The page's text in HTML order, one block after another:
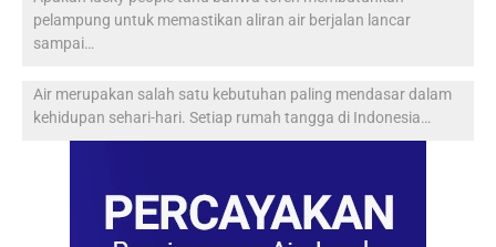
pelampung untuk memastikan aliran air berjalan lancar
sampai…
Air merupakan salah satu kebutuhan paling mendasar dalam
kehidupan sehari-hari. Setiap rumah tangga di Indonesia…